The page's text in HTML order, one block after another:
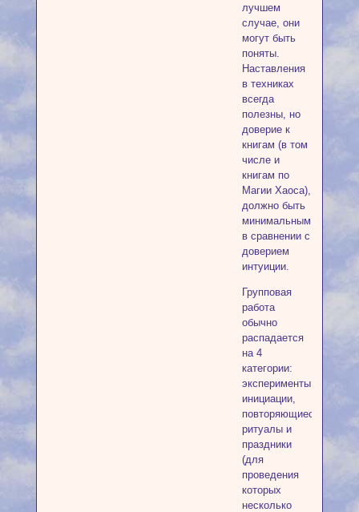
лучшем
случае, они
могут быть
поняты.
Наставления
в техниках
всегда
полезны, но
доверие к
книгам (в том
числе и
книгам по
Магии Хаоса),
должно быть
минимальным
в сравнении с
доверием
интуиции.
Групповая
работа
обычно
распадается
на 4
категории:
эксперименты,
инициации,
повторяющиеся
ритуалы и
праздники
(для
проведения
которых
несколько